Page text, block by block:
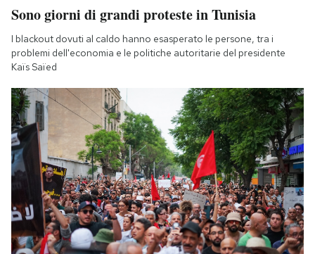
Sono giorni di grandi proteste in Tunisia
I blackout dovuti al caldo hanno esasperato le persone, tra i
problemi dell'economia e le politiche autoritarie del presidente
Kaïs Saïed